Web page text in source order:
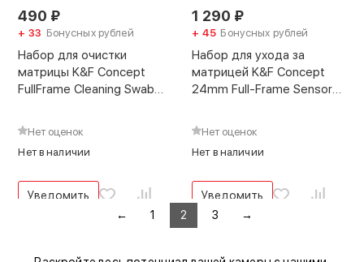
490 ₽
+ 33 Бонусных рублей
Набор для очистки
матрицы K&F Concept
FullFrame Cleaning Swab
Нет оценок
Нет в наличии
Уведомить
1 290 ₽
+ 45 Бонусных рублей
Набор для ухода за
матрицей K&F Concept
24mm Full-Frame Sensor
Нет оценок
Нет в наличии
Уведомить
←
1 2 3 →